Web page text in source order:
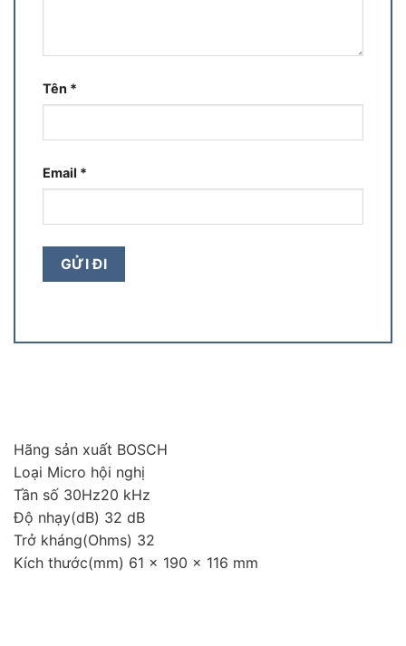
Tên *
Email *
Hãng sản xuất BOSCH
Loại Micro hội nghị
Tần số 30Hz20 kHz
Độ nhạy(dB) 32 dB
Trở kháng(Ohms) 32
Kích thước(mm) 61 x 190 x 116 mm